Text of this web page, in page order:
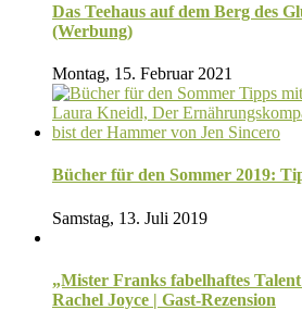
Das Teehaus auf dem Berg des
(Werbung)
Montag, 15. Februar 2021
Bücher für den Sommer 2019:
Samstag, 13. Juli 2019
„Mister Franks fabelhaftes
Rachel Joyce | Gast-Rezension